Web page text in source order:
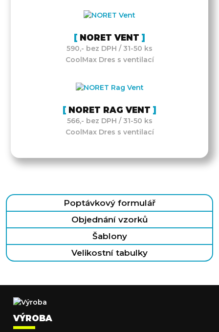
NORET VENT
590,- bez DPH / 31-50 ks
CoolMax Dres s ventilací
NORET RAG VENT
566,- bez DPH / 31-50 ks
CoolMax Dres s ventilací
Poptávkový formulář
Objednání vzorků
Šablony
Velikostní tabulky
VÝROBA